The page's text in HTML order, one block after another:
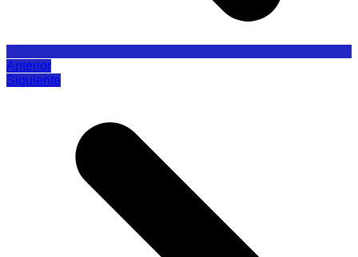
Anterior
Siguiente